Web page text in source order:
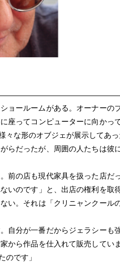
ョールームがある。オーナーの
座ってコンピューターに向かっ
な形のオブジェが展示してあっ
らだったが、周囲の人たちは彼
前の店も現代家具を扱った店だ
いのです」と、出店の権利を取
い。それは「クリニャンクール
自分が一番だからジェラシーも
から作品を仕入れて販売してい
のです」